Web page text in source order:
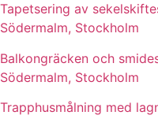
Tapetsering av
Södermalm, Stockholm
Balkongräcken och
Södermalm, Stockholm
Trapphusmålning med